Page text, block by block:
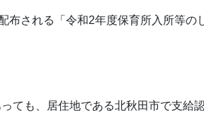
布される「令和2年度保育所入所等の
ても、居住地である北秋田市で支給